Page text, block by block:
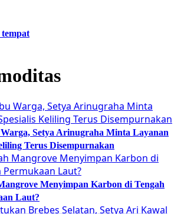
Setya Arinugraha Minta Layanan
Terus Disempurnakan
Menyimpan Karbon di Tengah
Laut?